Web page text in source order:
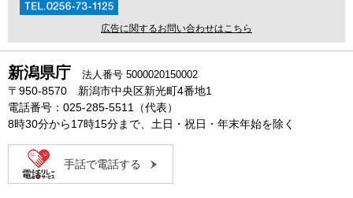
広告に関するお問い合わせはこちら
新潟県庁 法人番号 5000020150002
〒950-8570 新潟市中央区新光町4番地1
電話番号：025-285-5511（代表）
8時30分から17時15分まで、土日・祝日・年末年始を除く
手話で電話する